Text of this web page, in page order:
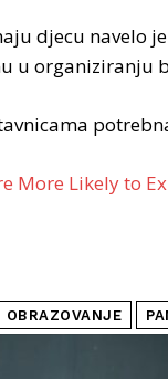
djecu navelo
u organiziranju
More Likely to
OBRAZOVANJE